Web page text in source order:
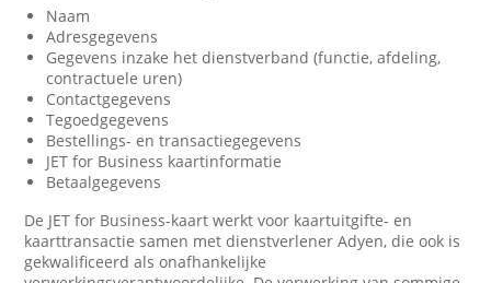
Naam
Adresgegevens
Gegevens inzake het dienstverband (functie, afdeling,
contractuele uren)
Contactgegevens
Tegoedgegevens
Bestellings- en transactiegegevens
JET for Business kaartinformatie
Betaalgegevens
De JET for Business-kaart werkt voor kaartuitgifte- en
kaarttransactie samen met dienstverlener Adyen, die ook is
gekwalificeerd als onafhankelijke